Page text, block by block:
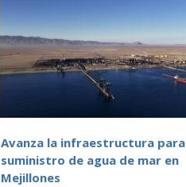
Avanza la infraestructura para
suministro de agua de mar en
Mejillones